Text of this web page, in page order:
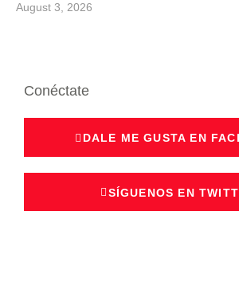
August 3, 2026
Conéctate
DALE ME GUSTA EN
SÍGUENOS EN